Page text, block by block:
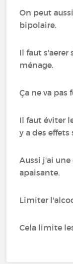
On peut
bipolaire.
Il faut s'aerer
ménage.
Ça ne va pas
Il faut éviter
y a des effets
Aussi j'ai
apaisante.
Limiter
Cela limite